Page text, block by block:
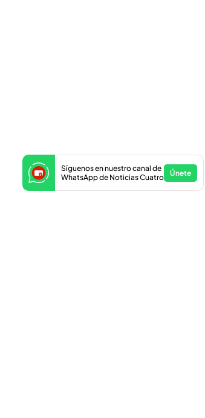
Síguenos en nuestro canal de
WhatsApp de Noticias Cuatro
Únete